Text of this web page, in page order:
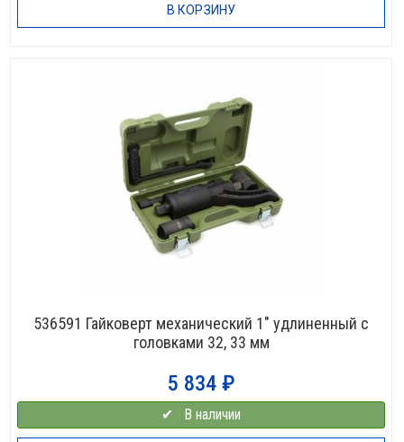
В КОРЗИНУ
536591 Гайковерт механический 1″ удлиненный с
головками 32, 33 мм
5 834 ₽
✔⠀В наличии